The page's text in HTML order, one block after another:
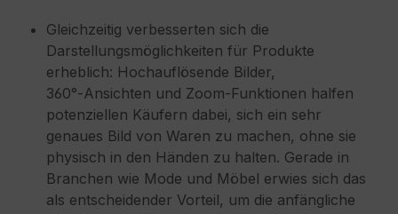
Gleichzeitig verbesserten sich die
Darstellungsmöglichkeiten für Produkte
erheblich: Hochauflösende Bilder,
360°‑Ansichten und Zoom‑Funktionen halfen
potenziellen Käufern dabei, sich ein sehr
genaues Bild von Waren zu machen, ohne sie
physisch in den Händen zu halten. Gerade in
Branchen wie Mode und Möbel erwies sich das
als entscheidender Vorteil, um die anfängliche